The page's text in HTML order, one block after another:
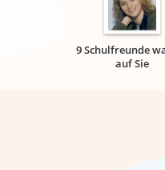
9 Schulfreunde
auf Sie